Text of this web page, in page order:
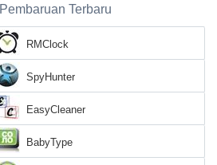
Pembaruan Terbaru
RMClock
SpyHunter
EasyCleaner
BabyType